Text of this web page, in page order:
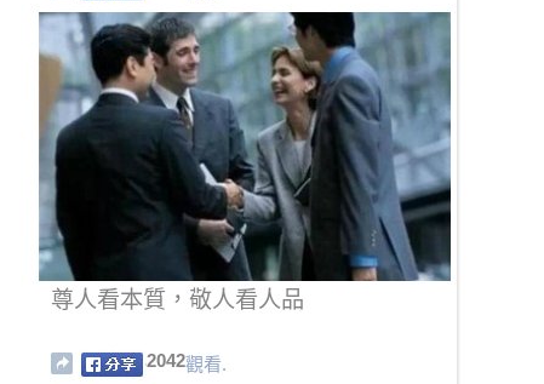
尊人看本質，敬人看人品
2042觀看.